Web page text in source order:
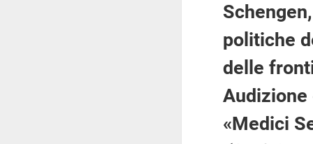
politiche
delle
Audizione
«Medici